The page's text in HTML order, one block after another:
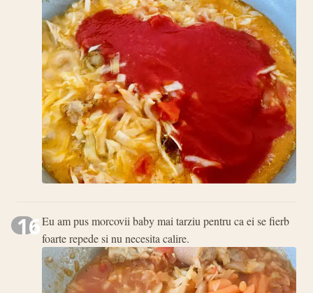
16Eu am pus morcovii baby mai tarziu pentru ca ei se fierb
foarte repede si nu necesita calire.